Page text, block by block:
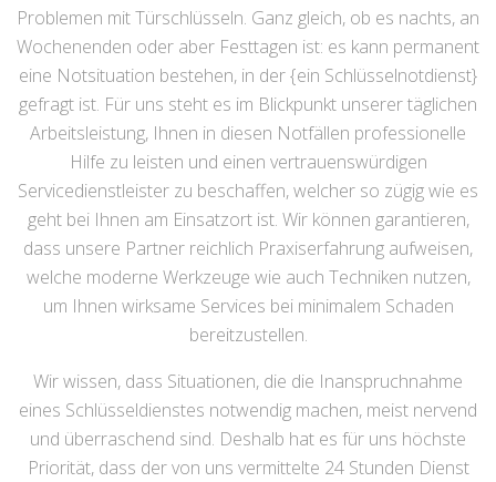
Problemen mit Türschlüsseln. Ganz gleich, ob es nachts, an
Wochenenden oder aber Festtagen ist: es kann permanent
eine Notsituation bestehen, in der {ein Schlüsselnotdienst}
gefragt ist. Für uns steht es im Blickpunkt unserer täglichen
Arbeitsleistung, Ihnen in diesen Notfällen professionelle
Hilfe zu leisten und einen vertrauenswürdigen
Servicedienstleister zu beschaffen, welcher so zügig wie es
geht bei Ihnen am Einsatzort ist. Wir können garantieren,
dass unsere Partner reichlich Praxiserfahrung aufweisen,
welche moderne Werkzeuge wie auch Techniken nutzen,
um Ihnen wirksame Services bei minimalem Schaden
bereitzustellen.
Wir wissen, dass Situationen, die die Inanspruchnahme
eines Schlüsseldienstes notwendig machen, meist nervend
und überraschend sind. Deshalb hat es für uns höchste
Priorität, dass der von uns vermittelte 24 Stunden Dienst